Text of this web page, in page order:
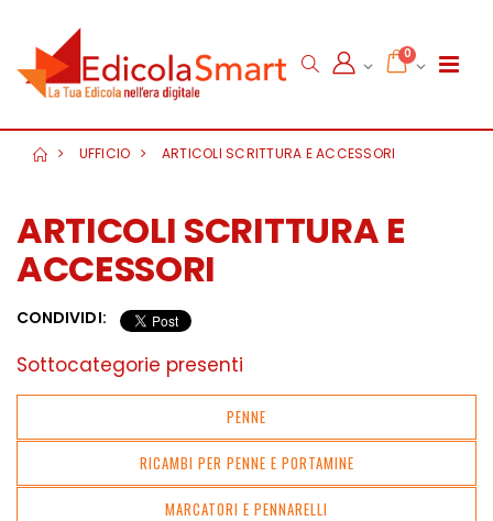
0
UFFICIO ARTICOLI SCRITTURA E ACCESSORI
ARTICOLI SCRITTURA E
ACCESSORI
CONDIVIDI:
Sottocategorie presenti
PENNE
RICAMBI PER PENNE E PORTAMINE
MARCATORI E PENNARELLI